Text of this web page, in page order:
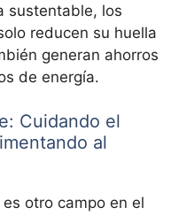
sustentable, los
reducen su huella
generan ahorros
de energía.
Cuidando el
al
otro campo en el